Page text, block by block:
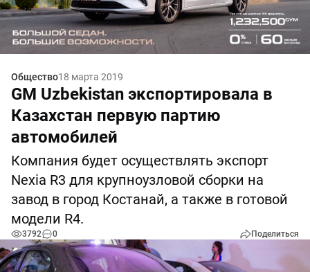
Общество18 марта 2019
GM Uzbekistan экспортировала в
Казахстан первую партию
автомобилей
Компания будет осуществлять экспорт
Nexia R3 для крупноузловой сборки на
завод в город Костанай, а также в готовой
модели R4.
3792 0 Поделиться